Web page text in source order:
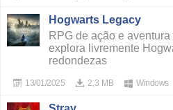
Hogwarts Legacy
RPG de ação e
explora livremente
redondezas
2,3 MB
13/01/2025 Windows